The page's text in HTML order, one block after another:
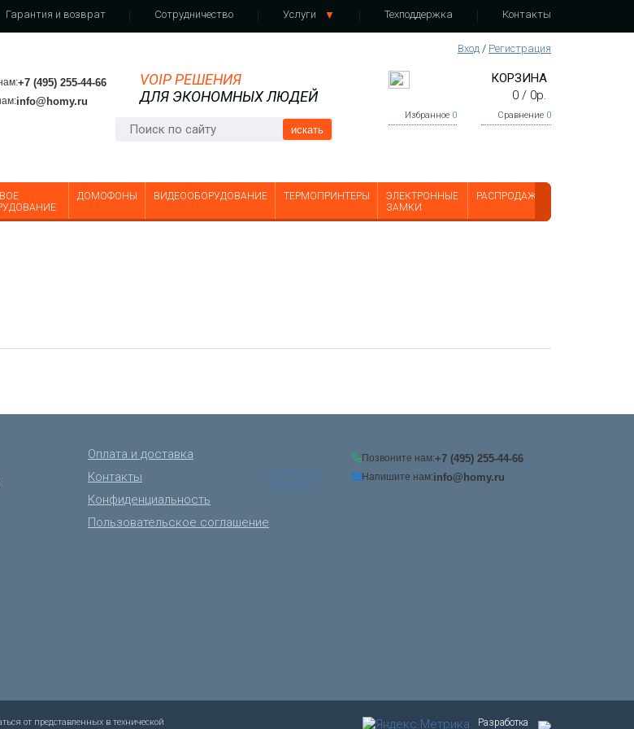
Гарантия и возврат Сотрудничество Услуги Техподдержка Контакты
Вход / Регистрация
+7 (495) 255-44-66
info@homy.ru
VOIP РЕШЕНИЯ
ДЛЯ ЭКОНОМНЫХ ЛЮДЕЙ
искать
КОРЗИНА
0/ 0р.
Избранное 0 Сравнение 0
ДОМОФОНЫ ВИДЕООБОРУДОВАНИЕ ТЕРМОПРИНТЕРЫ
ЭЛЕКТРОННЫЕ
ЗАМКИ
РАСПРОДАЖА
Оплата и доставка
Контакты
Конфиденциальность
Пользовательское соглашение
Позвоните нам:+7 (495) 255-44-66
Напишите нам:info@homy.ru
ОБРАТНЫЙ
ЗВОНОК
от представленных в технической
Разработка